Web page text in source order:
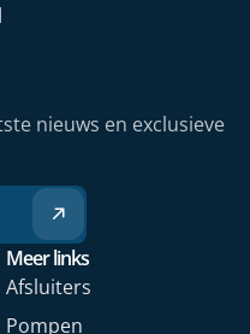
Meer links
Afsluiters
Pompen
nieuws en exclusieve